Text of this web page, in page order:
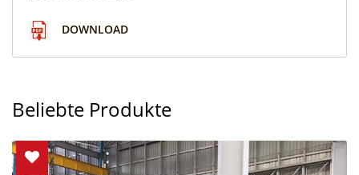
DOWNLOAD
Beliebte Produkte